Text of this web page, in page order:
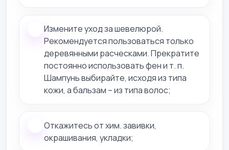
Измените уход за шевелюрой.
Рекомендуется пользоваться только
деревянными расческами. Прекратите
постоянно использовать фен и т. п.
Шампунь выбирайте, исходя из типа
кожи, а бальзам – из типа волос;
Откажитесь от хим. завивки,
окрашивания, укладки;